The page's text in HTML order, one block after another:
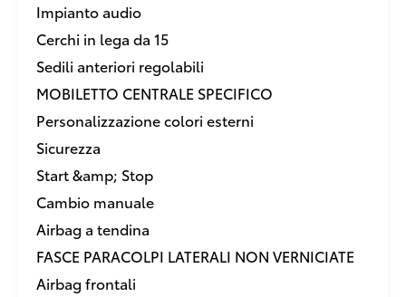
Impianto audio
Cerchi in lega da 15
Sedili anteriori regolabili
MOBILETTO CENTRALE SPECIFICO
Personalizzazione colori esterni
Sicurezza
Start &amp; Stop
Cambio manuale
Airbag a tendina
FASCE PARACOLPI LATERALI NON VERNICIATE
Airbag frontali